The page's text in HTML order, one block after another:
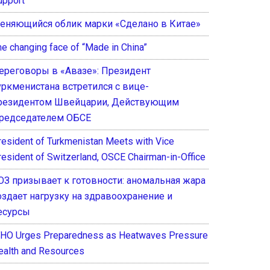
облик марки «Сделано в Китае»
changing face of “Made in China”
в «Авазе»: Президент
встретился с вице-
Швейцарии, Действующим
ОБСЕ
of Turkmenistan Meets with Vice
of Switzerland, OSCE Chairman-in-Office
призывает к готовности: аномальная жара
нагрузку на здравоохранение и
Urges Preparedness as Heatwaves Pressure
and Resources